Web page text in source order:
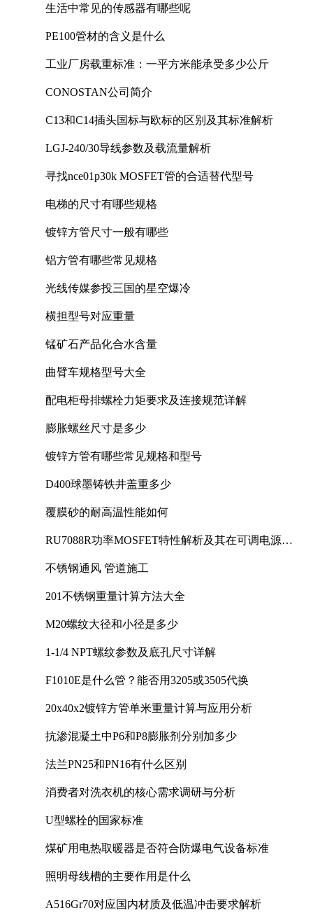
生活中常见的传感器有哪些呢
PE100管材的含义是什么
工业厂房载重标准：一平方米能承受多少公斤
CONOSTAN公司简介
C13和C14插头国标与欧标的区别及其标准解析
LGJ-240/30导线参数及载流量解析
寻找nce01p30k MOSFET管的合适替代型号
电梯的尺寸有哪些规格
镀锌方管尺寸一般有哪些
铝方管有哪些常见规格
光线传媒参投三国的星空爆冷
横担型号对应重量
锰矿石产品化合水含量
曲臂车规格型号大全
配电柜母排螺栓力矩要求及连接规范详解
膨胀螺丝尺寸是多少
镀锌方管有哪些常见规格和型号
D400球墨铸铁井盖重多少
覆膜砂的耐高温性能如何
RU7088R功率MOSFET特性解析及其在可调电源设
不锈钢通风 管道施工
201不锈钢重量计算方法大全
M20螺纹大径和小径是多少
1-1/4 NPT螺纹参数及底孔尺寸详解
F1010E是什么管？能否用3205或3505代换
20x40x2镀锌方管单米重量计算与应用分析
抗渗混凝土中P6和P8膨胀剂分别加多少
法兰PN25和PN16有什么区别
消费者对洗衣机的核心需求调研与分析
U型螺栓的国家标准
煤矿用电热取暖器是否符合防爆电气设备标准
照明母线槽的主要作用是什么
A516Gr70对应国内材质及低温冲击要求解析